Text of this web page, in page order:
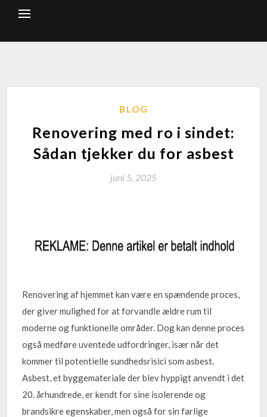
BLOG
Renovering med ro i sindet:
Sådan tjekker du for asbest
juni 5, 2025
Renovering af hjemmet kan være en spændende proces,
der giver mulighed for at forvandle ældre rum til
moderne og funktionelle områder. Dog kan denne proces
også medføre uventede udfordringer, især når det
kommer til potentielle sundhedsrisici som asbest.
Asbest, et byggemateriale der blev hyppigt anvendt i det
20. århundrede, er kendt for sine isolerende og
brandsikre egenskaber, men også for sin farlige